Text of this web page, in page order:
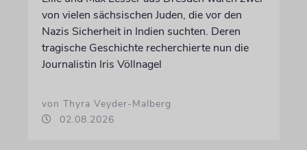
von vielen sächsischen Juden, die vor den
Nazis Sicherheit in Indien suchten. Deren
tragische Geschichte recherchierte nun die
Journalistin Iris Völlnagel
von Thyra Veyder-Malberg
02.08.2026